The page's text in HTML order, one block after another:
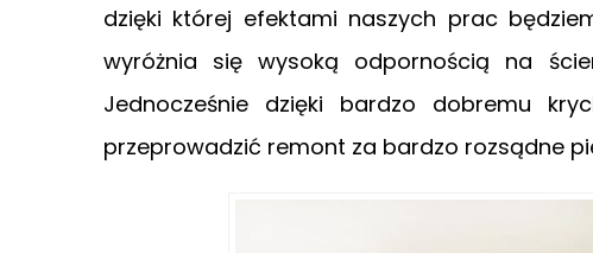
dzięki której efektami naszych prac
wyróżnia się wysoką odpornością na
Jednocześnie dzięki bardzo dobremu
przeprowadzić remont za bardzo rozsądne